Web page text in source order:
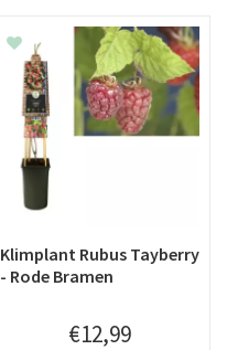
Klimplant Rubus Tayberry
- Rode Bramen
€12,99